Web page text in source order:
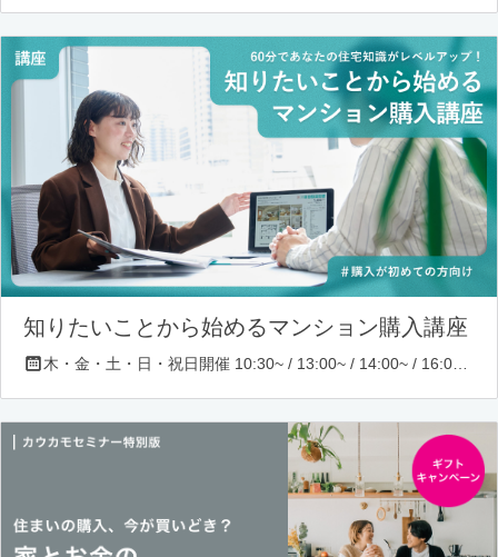
知りたいことから始めるマンション購入講座